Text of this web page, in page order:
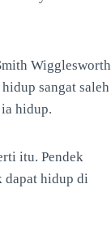
Wigglesworth
sangat saleh
hidup.
itu. Pendek
dapat hidup di